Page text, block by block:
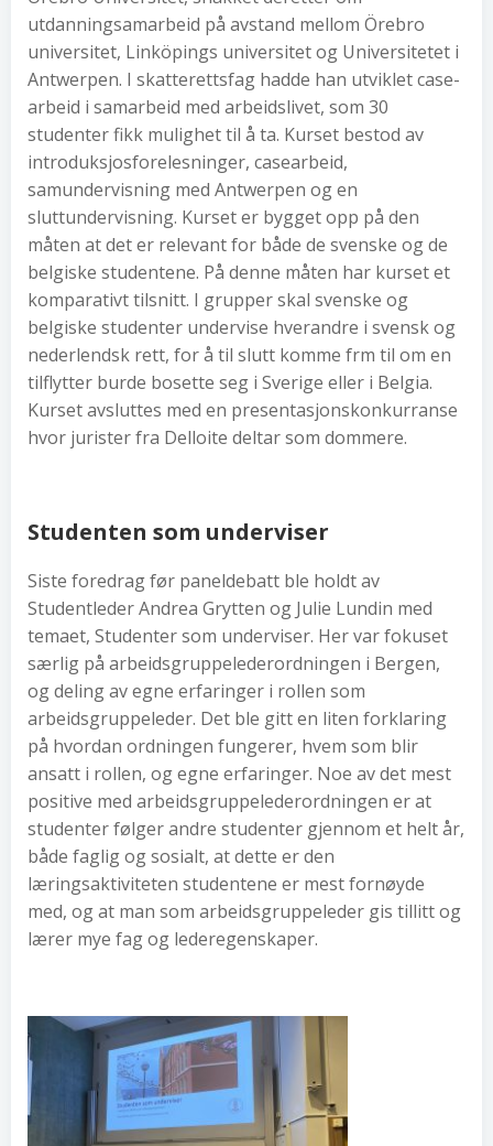
utdanningsamarbeid på avstand mellom Örebro
universitet, Linköpings universitet og Universitetet i
Antwerpen. I skatterettsfag hadde han utviklet case-
arbeid i samarbeid med arbeidslivet, som 30
studenter fikk mulighet til å ta. Kurset bestod av
introduksjosforelesninger, casearbeid,
samundervisning med Antwerpen og en
sluttundervisning. Kurset er bygget opp på den
måten at det er relevant for både de svenske og de
belgiske studentene. På denne måten har kurset et
komparativt tilsnitt. I grupper skal svenske og
belgiske studenter undervise hverandre i svensk og
nederlendsk rett, for å til slutt komme frm til om en
tilflytter burde bosette seg i Sverige eller i Belgia.
Kurset avsluttes med en presentasjonskonkurranse
hvor jurister fra Delloite deltar som dommere.
Studenten som underviser
Siste foredrag før paneldebatt ble holdt av
Studentleder Andrea Grytten og Julie Lundin med
temaet, Studenter som underviser. Her var fokuset
særlig på arbeidsgruppelederordningen i Bergen,
og deling av egne erfaringer i rollen som
arbeidsgruppeleder. Det ble gitt en liten forklaring
på hvordan ordningen fungerer, hvem som blir
ansatt i rollen, og egne erfaringer. Noe av det mest
positive med arbeidsgruppelederordningen er at
studenter følger andre studenter gjennom et helt år,
både faglig og sosialt, at dette er den
læringsaktiviteten studentene er mest fornøyde
med, og at man som arbeidsgruppeleder gis tillitt og
lærer mye fag og lederegenskaper.